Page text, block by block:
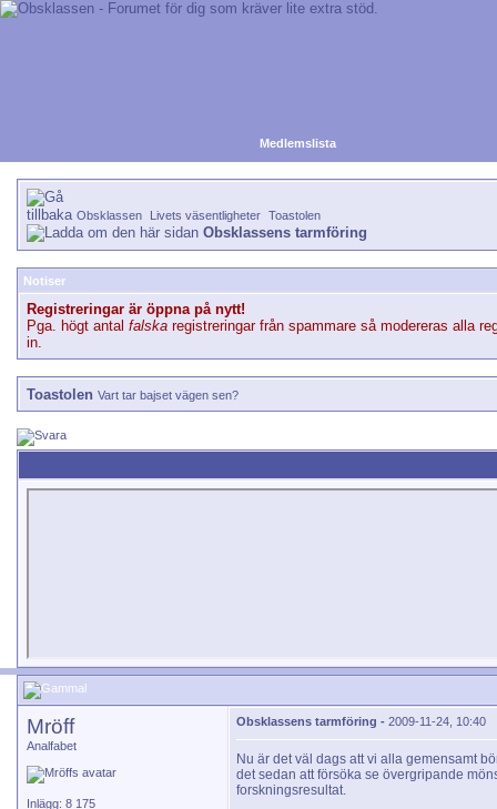
Medlemslista
Obsklassen Livets väsentligheter Toastolen
Obsklassens tarmföring
Notiser
Registreringar är öppna på nytt!
Pga. högt antal falska registreringar från spammare så modereras alla
in.
Toastolen Vart tar bajset vägen sen?
Mröff
Analfabet
Inlägg: 8 175
Obsklassens tarmföring - 2009-11-24, 10:40
Nu är det väl dags att vi alla gemensamt
det sedan att försöka se övergripande
forskningsresultat.